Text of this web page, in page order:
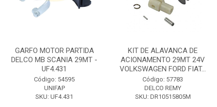
GARFO MOTOR PARTIDA
DELCO MB SCANIA 29MT -
UF4.431
Código: 54595
UNIFAP
SKU: UF4.431
KIT DE ALAVANCA DE
ACIONAMENTO 29MT 24V
VOLKSWAGEN FORD FIAT...
Código: 57783
DELCO REMY
SKU: DR10515805M